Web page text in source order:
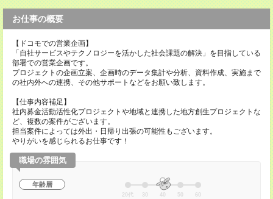
お仕事の概要
【ドコモでの営業企画】
「自社サービスやテクノロジーを活かした社会課題の解決」を目指している
部署での営業企画です。
プロジェクトの企画立案、企画時のデータ集計や分析、資料作成、実施まで
の社内外への連携、その他サポートなどをお願い致します。
【仕事内容補足】
社内募金活動活性化プロジェクトや地域と連携した地方創生プロジェクトな
ど、複数の案件がございます。
担当案件によっては外出・日帰り出張の可能性もございます。
やりがいを感じられるお仕事です！
職場の雰囲気
年齢層
20代 30 40 50 60